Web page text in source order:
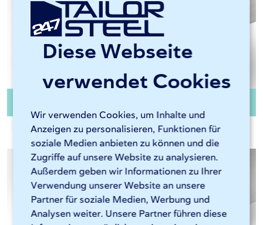
Diese Webseite
verwendet Cookies
Wir verwenden Cookies, um Inhalte und
Anzeigen zu personalisieren, Funktionen für
soziale Medien anbieten zu können und die
Zugriffe auf unsere Website zu analysieren.
Außerdem geben wir Informationen zu Ihrer
Verwendung unserer Website an unsere
Partner für soziale Medien, Werbung und
Analysen weiter. Unsere Partner führen diese